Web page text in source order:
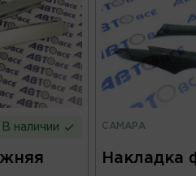
В наличии САМАРА
Накладка